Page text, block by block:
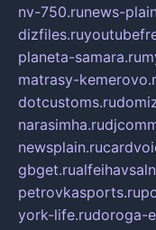
nv-750.runews-
dizfiles.ru
planeta-samara.ru
matrasy-
dotcustoms.ru
narasimha.ru
newsplain.ru
gbget.ru
petrovkasports.ru
york-life.rudoroga-